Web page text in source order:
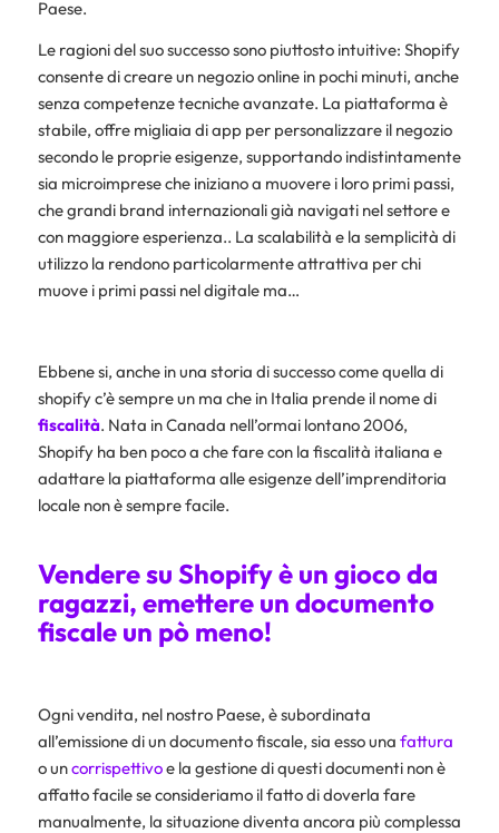
Paese.
Le ragioni del suo successo sono piuttosto intuitive: Shopify
consente di creare un negozio online in pochi minuti, anche
senza competenze tecniche avanzate. La piattaforma è
stabile, offre migliaia di app per personalizzare il negozio
secondo le proprie esigenze, supportando indistintamente
sia microimprese che iniziano a muovere i loro primi passi,
che grandi brand internazionali già navigati nel settore e
con maggiore esperienza.. La scalabilità e la semplicità di
utilizzo la rendono particolarmente attrattiva per chi
muove i primi passi nel digitale ma…
Ebbene si, anche in una storia di successo come quella di
shopify c’è sempre un ma che in Italia prende il nome di
fiscalità. Nata in Canada nell’ormai lontano 2006,
Shopify ha ben poco a che fare con la fiscalità italiana e
adattare la piattaforma alle esigenze dell’imprenditoria
locale non è sempre facile.
Vendere su Shopify è un gioco da
ragazzi, emettere un documento
fiscale un pò meno!
Ogni vendita, nel nostro Paese, è subordinata
all’emissione di un documento fiscale, sia esso una fattura
o uncorrispettivoe la gestione di questi documenti non è
affatto facile se consideriamo il fatto di doverla fare
manualmente, la situazione diventa ancora più complessa